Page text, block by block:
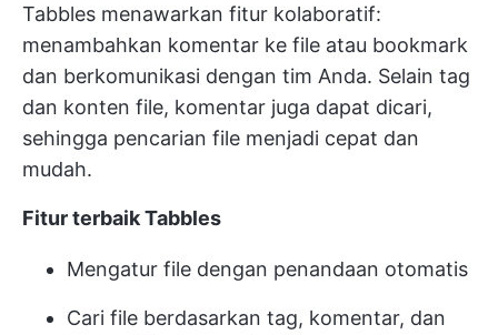
Tabbles menawarkan fitur kolaboratif:
menambahkan komentar ke file atau bookmark
dan berkomunikasi dengan tim Anda. Selain tag
dan konten file, komentar juga dapat dicari,
sehingga pencarian file menjadi cepat dan
mudah.
Fitur terbaik Tabbles
Mengatur file dengan penandaan otomatis
Cari file berdasarkan tag, komentar, dan